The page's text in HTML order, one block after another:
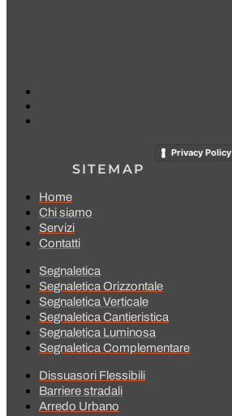
Privacy Policy
SITEMAP
Home
Chi siamo
Servizi
Contatti
Segnaletica
Segnaletica Orizzontale
Segnaletica Verticale
Segnaletica Cantieristica
Segnaletica Luminosa
Segnaletica Complementare
Dissuasori Flessibili
Barriere stradali
Arredo Urbano